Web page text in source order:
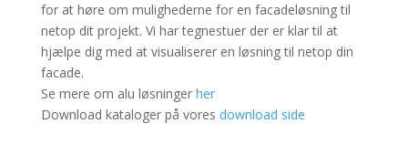
for at høre om mulighederne for en facadeløsning til
netop dit projekt. Vi har tegnestuer der er klar til at
hjælpe dig med at visualiserer en løsning til netop din
facade.
Se mere om alu løsninger her
Download kataloger på vores download side